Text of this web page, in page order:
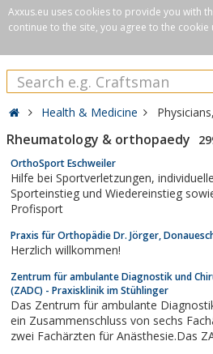
Axxus.eu uses cookies to provide you with
continue to the site, you agree to the cookie
Health & Medicine
Rheumatology & orthopaedy
OrthoSport Eschweiler
Hilfe bei Sportverletzungen, individuelle Begleitung beim
Sporteinstieg und Wiedereinstieg
Profisport
Praxis für Orthopädie Dr. Jörger,
Herzlich willkommen!
Zentrum für ambulante Diagnostik und
(ZADC) - Praxisklinik im Stühlinger
Das Zentrum für ambulante
ein Zusammenschluss von sechs
zwei Fachärzten für Anästhesie.Das